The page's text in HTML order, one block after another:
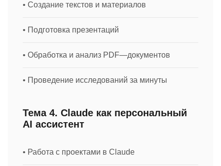
• Создание текстов и материалов
• Подготовка презентаций
• Обработка и анализ PDF—документов
• Проведение исследований за минуты
Тема 4. Claude как персональный
AI ассистент
• Работа с проектами в Claude